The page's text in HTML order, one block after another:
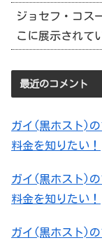
ジョセフ・コス
こに展示されて
最近のコメント
ガイ(黒ホスト)の
料金を知りたい！
ガイ(黒ホスト)の
料金を知りたい！
ガイ(黒ホスト)の